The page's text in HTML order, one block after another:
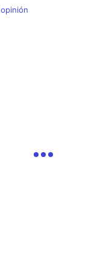
opinión